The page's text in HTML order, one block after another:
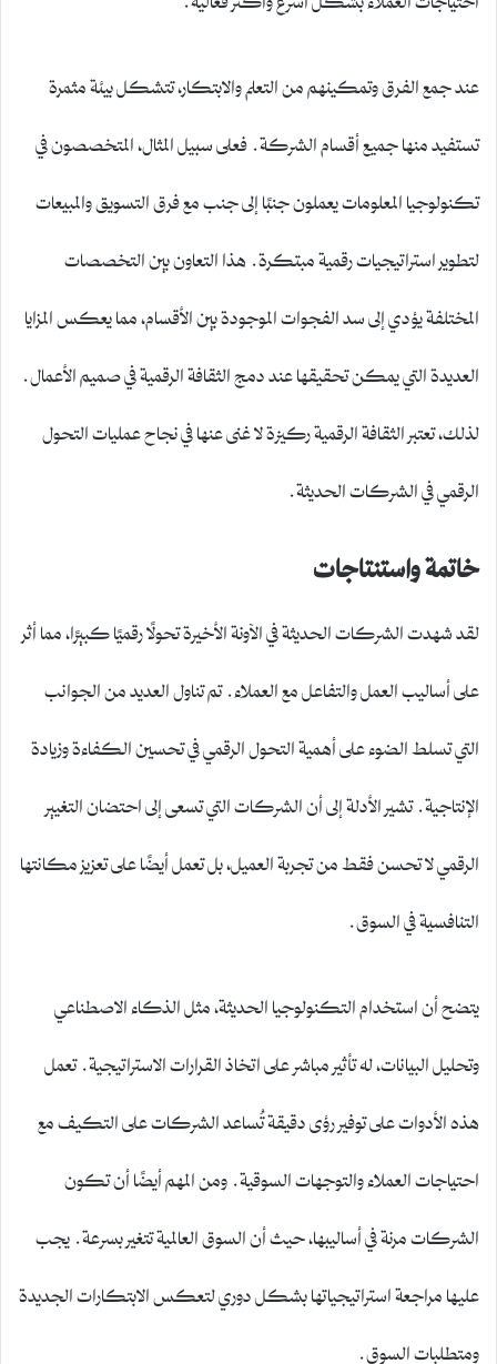
عند جمع الفرق وتمكينهم من التعلم والابتكار، تتشكل بيئة مثمرة
تستفيد منها جميع أقسام الشركة. فعلى سبيل المثال، المتخصصون في
تكنولوجيا المعلومات يعملون جنبًا إلى جنب مع فرق التسويق والمبيعات
لتطوير استراتيجيات رقمية مبتكرة. هذا التعاون بين التخصصات
المختلفة يؤدي إلى سد الفجوات الموجودة بين الأقسام، مما يعكس المزايا
العديدة التي يمكن تحقيقها عند دمج الثقافة الرقمية في صميم الأعمال.
لذلك، تعتبر الثقافة الرقمية ركيزة لا غنى عنها في نجاح عمليات التحول
الرقمي في الشركات الحديثة.
خاتمة واستنتاجات
لقد شهدت الشركات الحديثة في الآونة الأخيرة تحولًا رقميًا كبيرًا، مما أثر
على أساليب العمل والتفاعل مع العملاء. تم تناول العديد من الجوانب
التي تسلط الضوء على أهمية التحول الرقمي في تحسين الكفاءة وزيادة
الإنتاجية. تشير الأدلة إلى أن الشركات التي تسعى إلى احتضان التغيير
الرقمي لا تحسن فقط من تجربة العميل، بل تعمل أيضًا على تعزيز مكانتها
التنافسية في السوق.
يتضح أن استخدام التكنولوجيا الحديثة، مثل الذكاء الاصطناعي
وتحليل البيانات، له تأثير مباشر على اتخاذ القرارات الاستراتيجية. تعمل
هذه الأدوات على توفير رؤى دقيقة تُساعد الشركات على التكيف مع
احتياجات العملاء والتوجهات السوقية. ومن المهم أيضًا أن تكون
الشركات مرنة في أساليبها، حيث أن السوق العالمية تتغير بسرعة. يجب
عليها مراجعة استراتيجياتها بشكل دوري لتعكس الابتكارات الجديدة
ومتطلبات السوق.